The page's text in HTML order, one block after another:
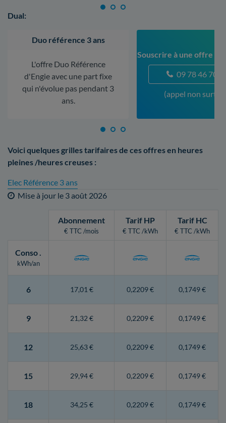
Dual:
Duo référence 3 ans
L'offre Duo Référence
d'Engie avec une part fixe
qui n'évolue pas pendant 3
ans.
Souscrire à une offre à
09 78 46 70
(appel non
Voici quelques grilles tarifaires de ces offres en heures
pleines /heures creuses :
Elec Référence 3 ans
Mise à jour le 3 août 2026
Abonnement
€ TTC /mois
Tarif HP
€ TTC /kWh
Tarif HC
€ TTC /kWh
Conso.
kWh/an
6 17,01 € 0,2209 € 0,1749 €
9 21,32 € 0,2209 € 0,1749 €
12 25,63 € 0,2209 € 0,1749 €
15 29,94 € 0,2209 € 0,1749 €
18 34,25 € 0,2209 € 0,1749 €